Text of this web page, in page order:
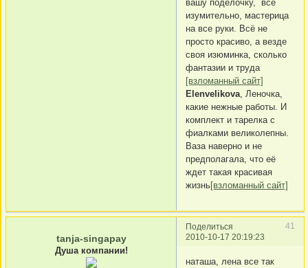
вашу поделочку, всё
изумительно, мастерица
на все руки. Всё не
просто красиво, а везде
своя изюминка, сколько
фантазии и труда
[взломанный сайт]
Elenvelikova , Леночка,
какие нежные работы. И
комплект и тарелка с
фиалками великолепны.
Ваза наверно и не
предполагала, что её
ждет такая красивая
жизнь[взломанный сайт]
Поделиться
41
2010-10-17 20:19:23
tanja-singapay
Душа компании!
наташа, лена все так